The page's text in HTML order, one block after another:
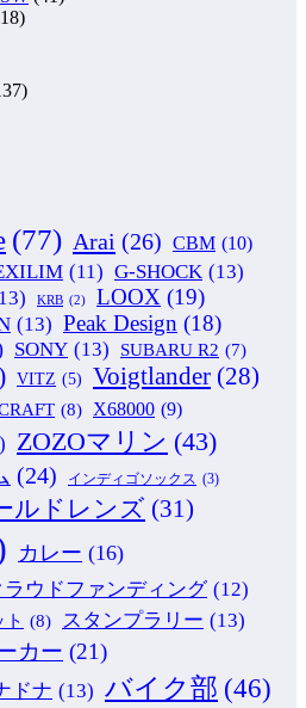
(77) Arai (26) CBM (10)
(11) G-SHOCK (13)
KRB (2) LOOX (19)
(13) Peak Design (18)
SONY (13) SUBARU R2 (7)
VITZ (5) Voigtlander (28)
(8) X68000 (9)
ZOZOマリン (43)
(24) インディゴソックス (3)
ルドレンズ (31)
カレー (16)
ラウドファンディング (12)
ト (8) スタンプラリー (13)
カー (21)
ドナ (13) バイク部 (46)